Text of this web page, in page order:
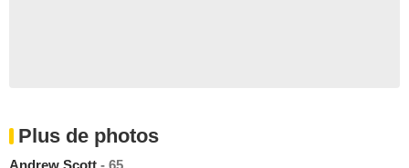
Plus de photos